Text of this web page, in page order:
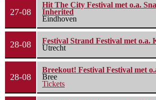
27-08
Hit The City Festival met o.a.
Inherited
Eindhoven
28-08
Festival Strand Festival met o.a.
Utrecht
28-08
Breekout! Festival Festival met
Bree
Tickets